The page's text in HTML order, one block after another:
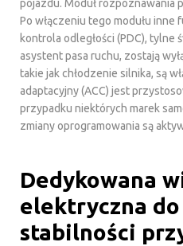
pojazdu. Moduł rozpoznawania
Po włączeniu tego modułu inne
kontrola odległości (PDC), tylne
asystent pasa ruchu, zostają
takie jak chłodzenie silnika, są
adaptacyjny (ACC) jest
przypadku niektórych marek
zmiany oprogramowania są
Dedykowana
elektryczna do
stabilności